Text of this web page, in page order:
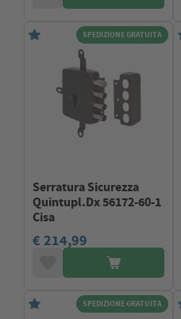
SPEDIZIONE GRATUITA
Serratura Sicurezza
Quintupl.Dx 56172-60-1
Cisa
€ 214,99
SPEDIZIONE GRATUITA